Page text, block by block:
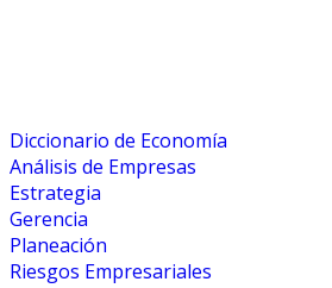
Diccionario de Economía
Análisis de Empresas
Estrategia
Gerencia
Planeación
Riesgos Empresariales